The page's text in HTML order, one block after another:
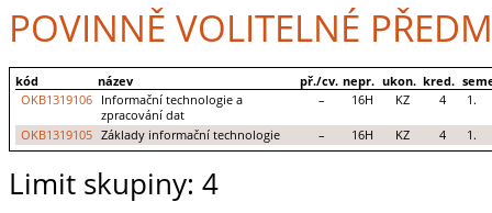
POVINNĚ VOLITELNÉ
kód název př./cv. nepr. ukon. kred.
OKB1319106
Informační technologie a
zpracování dat
– 16H KZ 4 1.
OKB1319105 Základy informační technologie – 16H KZ 4 1.
Limit skupiny: 4